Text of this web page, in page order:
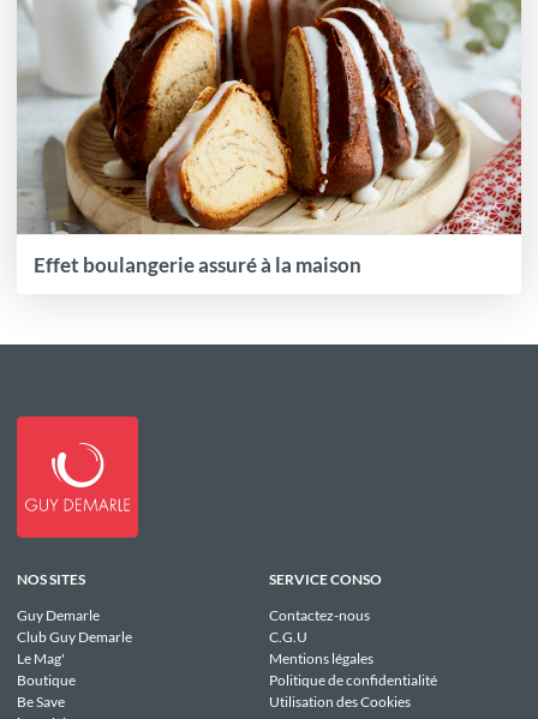
Effet boulangerie assuré à la maison
NOS SITES
Guy Demarle
Club Guy Demarle
Le Mag'
Boutique
Be Save
SERVICE CONSO
Contactez-nous
C.G.U
Mentions légales
Politique de confidentialité
Utilisation des Cookies